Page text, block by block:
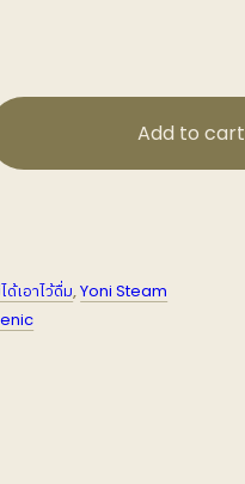
Add to cart
ด้เอาไว้ดื่ม,Yoni Steam